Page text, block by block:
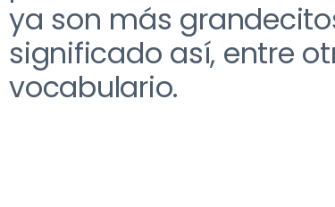
ya son más
significado así, entre
vocabulario.